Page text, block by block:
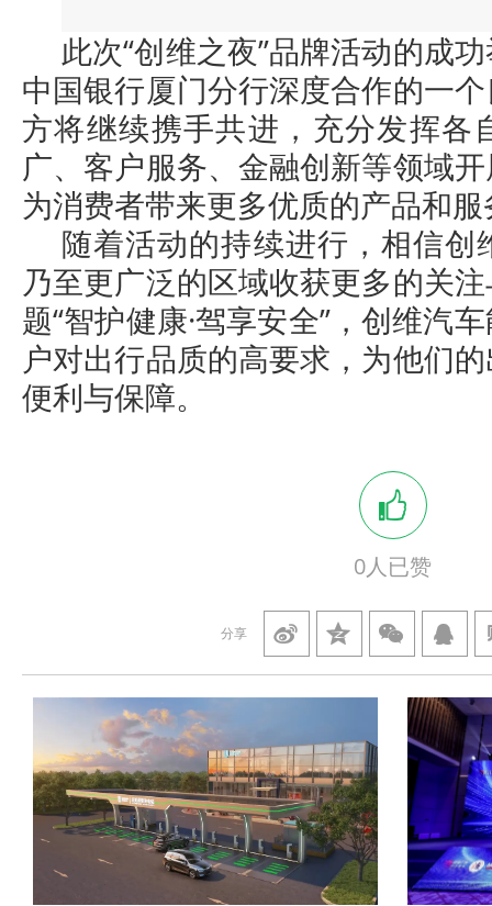
此次“创维之夜”品牌活动的成
中国银行厦门分行深度合作的一
方将继续携手共进，充分发挥各
广、客户服务、金融创新等领域
为消费者带来更多优质的产品和
随着活动的持续进行，相信创
乃至更广泛的区域收获更多的关
题“智护健康·驾享安全”，创维汽
户对出行品质的高要求，为他们
便利与保障。
0人已赞
分享